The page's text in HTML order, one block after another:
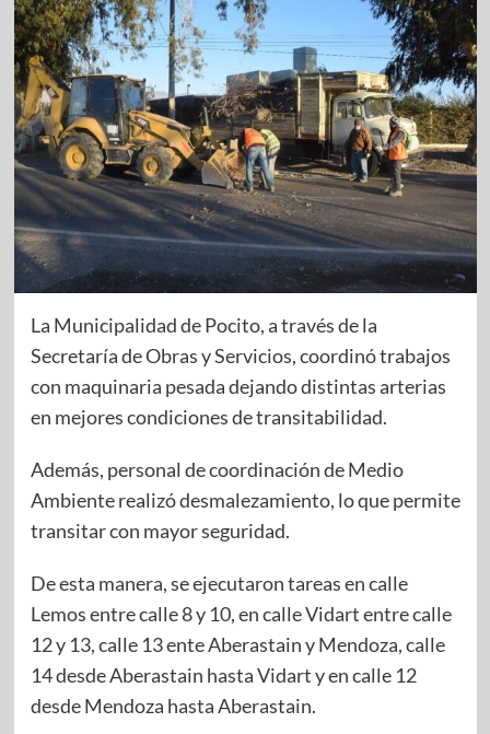
La Municipalidad de Pocito, a través de la
Secretaría de Obras y Servicios, coordinó trabajos
con maquinaria pesada dejando distintas arterias
en mejores condiciones de transitabilidad.
Además, personal de coordinación de Medio
Ambiente realizó desmalezamiento, lo que permite
transitar con mayor seguridad.
De esta manera, se ejecutaron tareas en calle
Lemos entre calle 8 y 10, en calle Vidart entre calle
12 y 13, calle 13 ente Aberastain y Mendoza, calle
14 desde Aberastain hasta Vidart y en calle 12
desde Mendoza hasta Aberastain.